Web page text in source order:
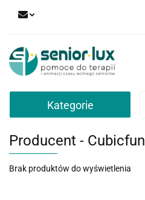
Kategorie
Producent - Cubicfun
Brak produktów do wyświetlenia